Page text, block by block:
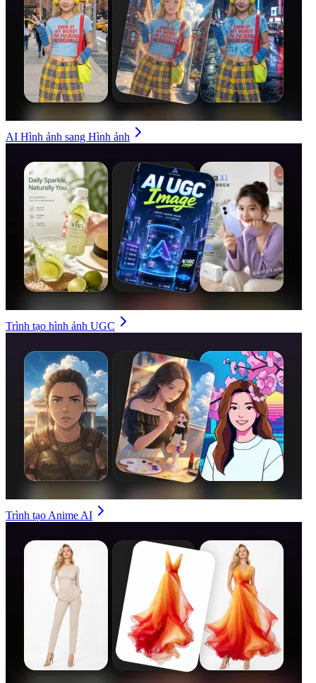
AI Hình ảnh sang Hình ảnh
Trình tạo hình ảnh UGC
Trình tạo Anime AI